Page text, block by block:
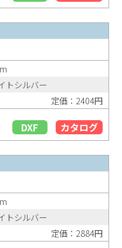
トシルバー
定価：2404円
DXF カタログ
トシルバー
定価：2884円